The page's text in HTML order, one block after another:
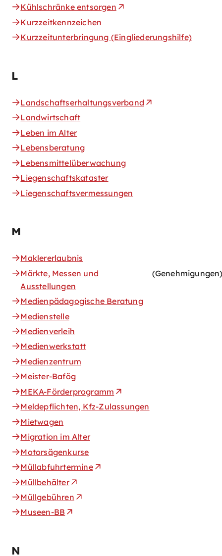
Kühlschränke entsorgen
Kurzzeitkennzeichen
Kurzzeitunterbringung (Eingliederungshilfe)
L
Landschaftserhaltungsverband
Landwirtschaft
Leben im Alter
Lebensberatung
Lebensmittelüberwachung
Liegenschaftskataster
Liegenschaftsvermessungen
M
Maklererlaubnis
Märkte, Messen und
Ausstellungen
Medienpädagogische Beratung
Medienstelle
Medienverleih
Medienwerkstatt
Medienzentrum
Meister-Bafög
MEKA-Förderprogramm
Meldepflichten, Kfz-Zulassungen
Mietwagen
Migration im Alter
Motorsägenkurse
Müllabfuhrtermine
Müllbehälter
Müllgebühren
Museen-BB
N